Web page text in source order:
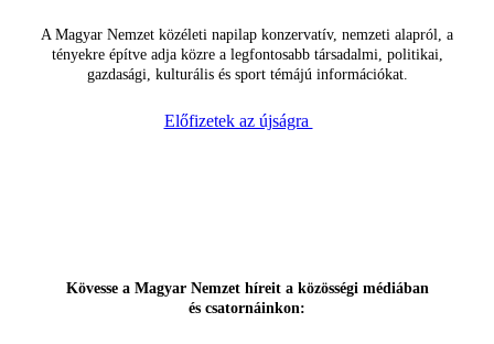
A Magyar Nemzet közéleti napilap konzervatív, nemzeti alapról, a
tényekre építve adja közre a legfontosabb társadalmi, politikai,
gazdasági, kulturális és sport témájú információkat.
Előfizetek az újságra
Kövesse a Magyar Nemzet híreit a közösségi médiában
és csatornáinkon: